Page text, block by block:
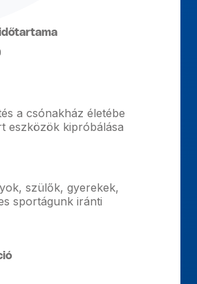
a csónakház életébe
kipróbálása
szülők, gyerekek,
sportágunk iránti